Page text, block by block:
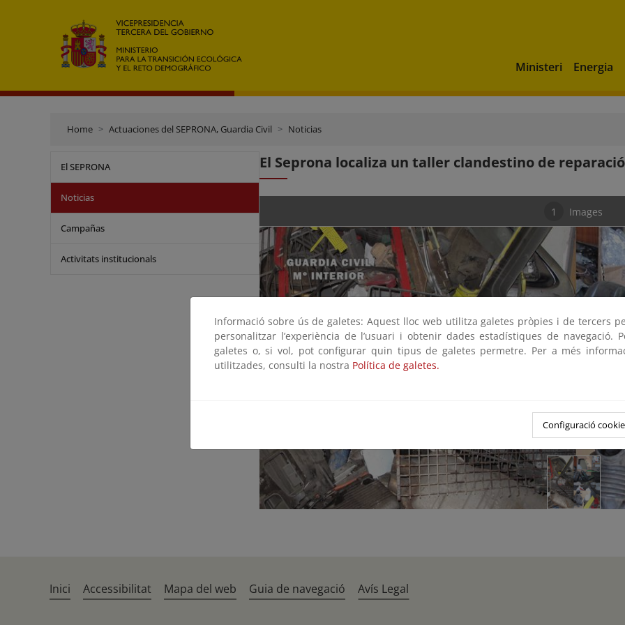
Ministeri Energia
Home Actuaciones del SEPRONA, Guardia Civil Noticias
El SEPRONA
Noticias
Campañas
Activitats institucionals
El Seprona localiza un taller clandestino de
1 Images
Informació sobre ús de galetes: Aquest lloc web utilitza galetes pròpies i de tercers
personalitzar l’experiència de l’usuari i obtenir dades estadístiques de navegació.
galetes o, si vol, pot configurar quin tipus de galetes permetre. Per a més
utilitzades, consulti la nostra Política de galetes.
Configuració
Inici Accessibilitat Mapa del web Guia de navegació Avís Legal